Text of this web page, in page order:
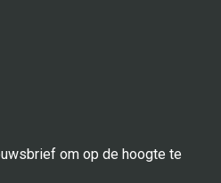
om op de hoogte te